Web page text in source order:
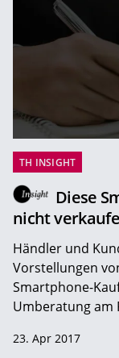
TH INSIGHT
Diese
nicht
Händler und
Vorstellungen
Smartphone-
Umberatung am
23. Apr 2017